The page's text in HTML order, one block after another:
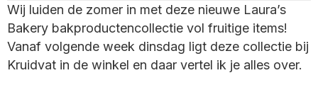
Wij luiden de zomer in met deze nieuwe Laura’s
Bakery bakproductencollectie vol fruitige items!
Vanaf volgende week dinsdag ligt deze collectie bij
Kruidvat in de winkel en daar vertel ik je alles over.